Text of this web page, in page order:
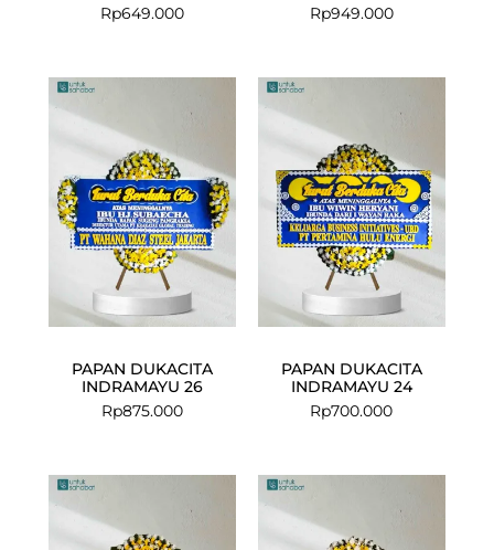
Rp649.000
Rp949.000
PAPAN DUKACITA
INDRAMAYU 26
Rp875.000
PAPAN DUKACITA
INDRAMAYU 24
Rp700.000